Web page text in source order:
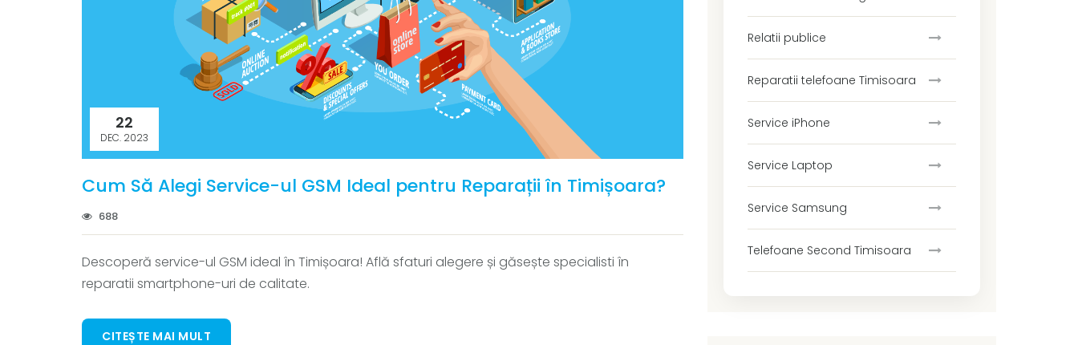
22
DEC. 2023
Cum Să Alegi Service-ul GSM Ideal pentru Reparații în Timișoara?
688
Descoperă service-ul GSM ideal în Timișoara! Află sfaturi alegere și găsește specialisti în
reparatii smartphone-uri de calitate.
CITEȘTE MAI MULT
Relatii publice
Reparatii telefoane Timisoara
Service iPhone
Service Laptop
Service Samsung
Telefoane Second Timisoara